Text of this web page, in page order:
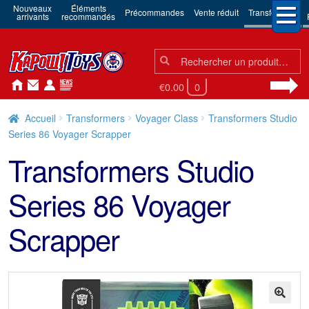
Nouveaux
arrivants
Éléments
recommandés Précommandes Vente réduit Transformers
Chercher:
Chercher
€0.00 0
Accueil Transformers Voyager Class
Transformers Studio
Series 86 Voyager Scrapper
Transformers Studio
Series 86 Voyager
Scrapper